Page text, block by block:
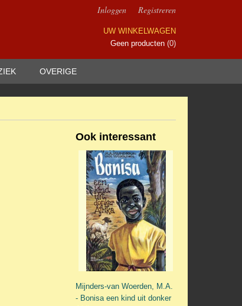
Inloggen Registreren
UW WINKELWAGEN
Geen producten (0)
OVERIGE
Ook interessant
Mijnders-van Woerden, M.A.
- Bonisa een kind uit donker